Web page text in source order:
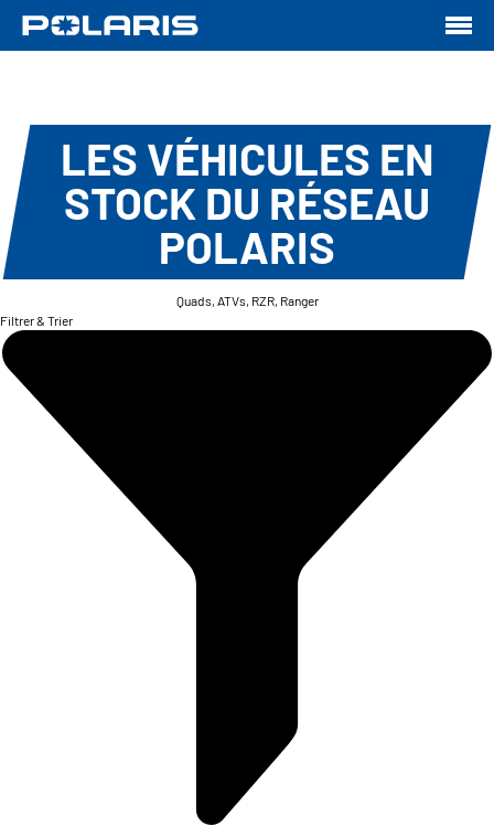
LES VÉHICULES EN
STOCK DU RÉSEAU
POLARIS
Quads, ATVs, RZR, Ranger
Filtrer & Trier